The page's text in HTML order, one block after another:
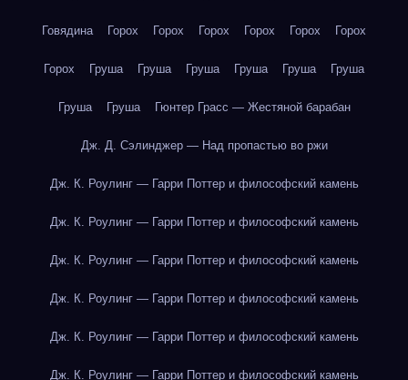
Говядина Горох Горох Горох Горох Горох Горох
Горох Груша Груша Груша Груша Груша Груша
Груша Груша Гюнтер Грасс — Жестяной барабан
Дж. Д. Сэлинджер — Над пропастью во ржи
Дж. К. Роулинг — Гарри Поттер и философский камень
Дж. К. Роулинг — Гарри Поттер и философский камень
Дж. К. Роулинг — Гарри Поттер и философский камень
Дж. К. Роулинг — Гарри Поттер и философский камень
Дж. К. Роулинг — Гарри Поттер и философский камень
Дж. К. Роулинг — Гарри Поттер и философский камень